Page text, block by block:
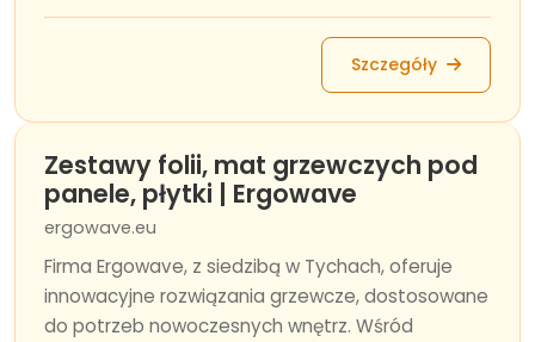
Szczegóły
Zestawy folii, mat grzewczych pod
panele, płytki | Ergowave
ergowave.eu
Firma Ergowave, z siedzibą w Tychach, oferuje
innowacyjne rozwiązania grzewcze, dostosowane
do potrzeb nowoczesnych wnętrz. Wśród